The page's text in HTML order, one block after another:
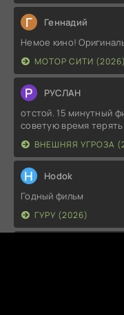
Г Геннадий
Немое кино!
МОТОР СИТИ (2026)
Р РУСЛАН
отстой. 15 минутный
советую время
ВНЕШНЯЯ УГРОЗА
H Hodok
Годный фильм
ГУРУ (2026)